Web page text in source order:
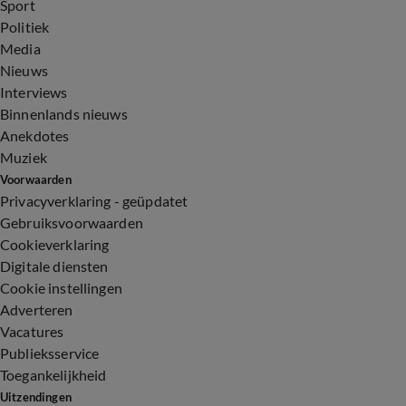
Sport
Politiek
Media
Nieuws
Interviews
Binnenlands nieuws
Anekdotes
Muziek
Voorwaarden
Privacyverklaring - geüpdatet
Gebruiksvoorwaarden
Cookieverklaring
Digitale diensten
Cookie instellingen
Adverteren
Vacatures
Publieksservice
Toegankelijkheid
Uitzendingen